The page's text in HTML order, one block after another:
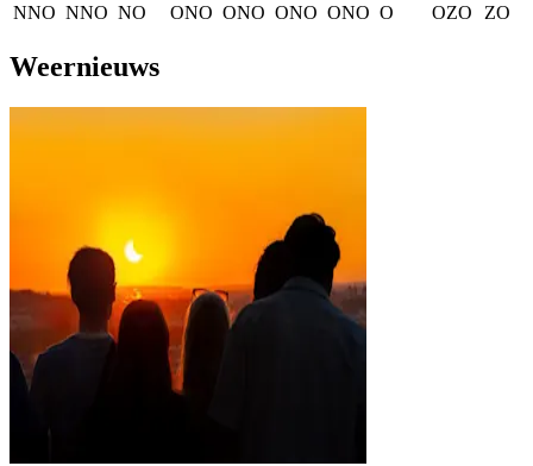
NNO NNO NO ONO ONO ONO ONO O OZO ZO
Weernieuws